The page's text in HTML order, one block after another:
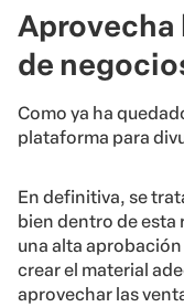
de
Como ya ha
plataforma para
En definitiva, se
bien dentro de esta
una alta
crear el material
aprovechar las